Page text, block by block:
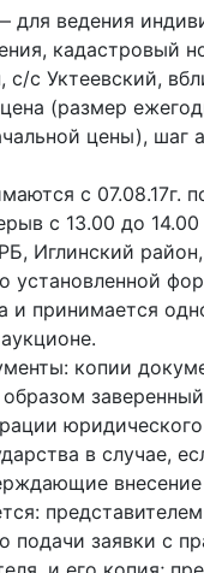
ведения
кадастровый
с Уктеевский,
(размер
цены), шаг
с 07.08.17г.
с 13.00 до
Иглинский
установленной
и принимается
копии
в случае,
внесение
подачи заявки с